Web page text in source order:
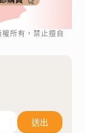
所有，禁止擅自
送出